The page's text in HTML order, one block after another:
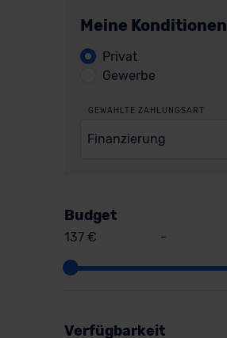
Meine Konditionen
Privat
Gewerbe
GEWÄHLTE ZAHLUNGSART
Finanzierung
Budget
137 € -
Verfügbarkeit